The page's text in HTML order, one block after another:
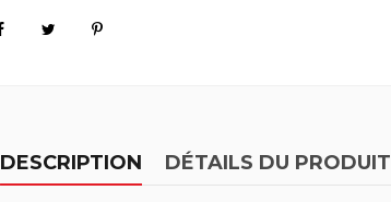
DESCRIPTION DÉTAILS DU PRODUIT